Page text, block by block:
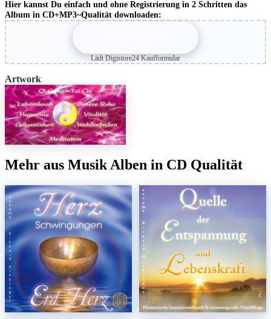
Hier kannst Du einfach und ohne Registrierung in 2 Schritten das
Album in CD+MP3~Qualität downloaden:
Lädt Digistore24 Kaufformular
Artwork
Mehr aus Musik Alben in CD Qualität